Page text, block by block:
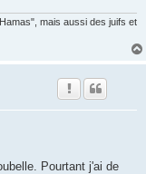
mais aussi des juifs et
Pourtant j'ai de